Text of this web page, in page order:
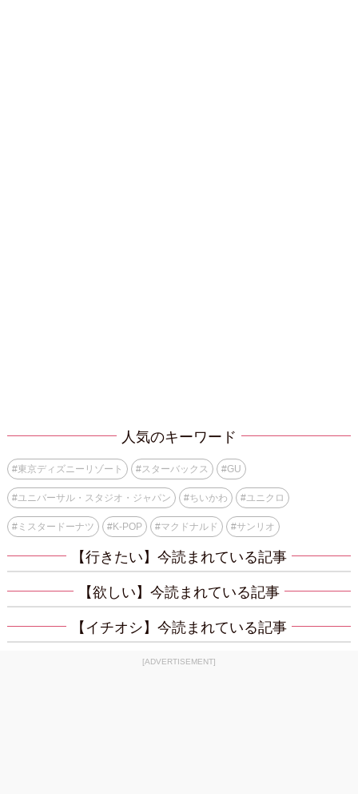
人気のキーワード
#東京ディズニーリゾート #スターバックス #GU
#ユニバーサル・スタジオ・ジャパン #ちいかわ #ユニクロ
#ミスタードーナツ #K-POP #マクドナルド #サンリオ
【行きたい】今読まれている記事
【欲しい】今読まれている記事
【イチオシ】今読まれている記事
[ADVERTISEMENT]